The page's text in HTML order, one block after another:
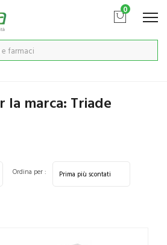
0
Triade
la marca: Triade
Ordina per :